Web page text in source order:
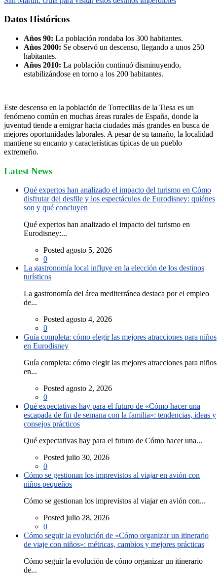
Datos Históricos
Años 90: La población rondaba los 300 habitantes.
Años 2000: Se observó un descenso, llegando a unos 250
habitantes.
Años 2010: La población continuó disminuyendo,
estabilizándose en torno a los 200 habitantes.
Este descenso en la población de Torrecillas de la Tiesa es un
fenómeno común en muchas áreas rurales de España, donde la
juventud tiende a emigrar hacia ciudades más grandes en busca de
mejores oportunidades laborales. A pesar de su tamaño, la localidad
mantiene su encanto y características típicas de un pueblo
extremeño.
Latest News
Qué expertos han analizado el impacto del turismo en Cómo
disfrutar del desfile y los espectáculos de Eurodisney: quiénes
son y qué concluyen
Qué expertos han analizado el impacto del turismo en
Eurodisney:...
Posted agosto 5, 2026
0
La gastronomía local influye en la elección de los destinos
turísticos
La gastronomía del área mediterránea destaca por el empleo
de...
Posted agosto 4, 2026
0
Guía completa: cómo elegir las mejores atracciones para niños
en Eurodisney
Guía completa: cómo elegir las mejores atracciones para niños
en...
Posted agosto 2, 2026
0
Qué expectativas hay para el futuro de «Cómo hacer una
escapada de fin de semana con la familia»: tendencias, ideas y
consejos prácticos
Qué expectativas hay para el futuro de Cómo hacer una...
Posted julio 30, 2026
0
Cómo se gestionan los imprevistos al viajar en avión con
niños pequeños
Cómo se gestionan los imprevistos al viajar en avión con...
Posted julio 28, 2026
0
Cómo seguir la evolución de «Cómo organizar un itinerario
de viaje con niños»: métricas, cambios y mejores prácticas
Cómo seguir la evolución de cómo organizar un itinerario
de...